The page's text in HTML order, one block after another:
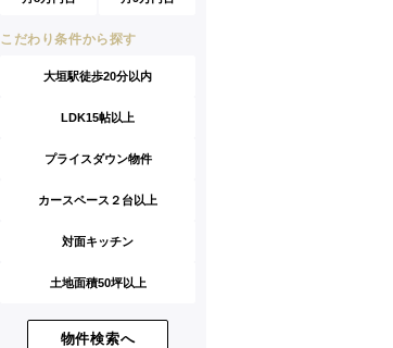
こだわり条件から探す
大垣駅徒歩20分以内
LDK15帖以上
プライスダウン物件
カースペース２台以上
対面キッチン
土地面積50坪以上
物件検索へ